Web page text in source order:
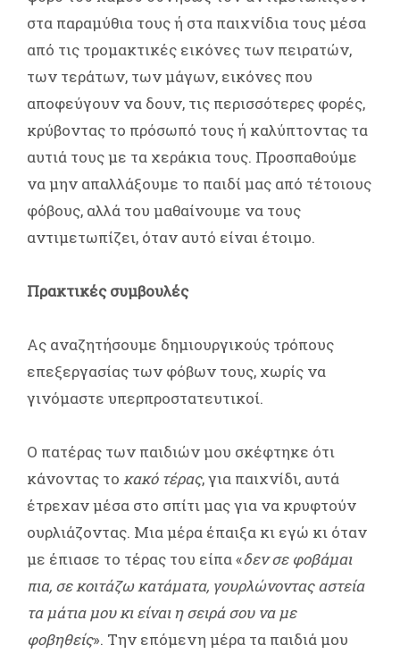
στα παραμύθια τους ή στα παιχνίδια τους μέσα
από τις τρομακτικές εικόνες των πειρατών,
των τεράτων, των μάγων, εικόνες που
αποφεύγουν να δουν, τις περισσότερες φορές,
κρύβοντας το πρόσωπό τους ή καλύπτοντας τα
αυτιά τους με τα χεράκια τους. Προσπαθούμε
να μην απαλλάξουμε το παιδί μας από τέτοιους
φόβους, αλλά του μαθαίνουμε να τους
αντιμετωπίζει, όταν αυτό είναι έτοιμο.
Πρακτικές συμβουλές
Ας αναζητήσουμε δημιουργικούς τρόπους
επεξεργασίας των φόβων τους, χωρίς να
γινόμαστε υπερπροστατευτικοί.
Ο πατέρας των παιδιών μου σκέφτηκε ότι
κάνοντας το κακό τέρας, για παιχνίδι, αυτά
έτρεχαν μέσα στο σπίτι μας για να κρυφτούν
ουρλιάζοντας. Μια μέρα έπαιξα κι εγώ κι όταν
με έπιασε το τέρας του είπα «δεν σε φοβάμαι
πια, σε κοιτάζω κατάματα, γουρλώνοντας αστεία
τα μάτια μου κι είναι η σειρά σου να με
φοβηθείς». Την επόμενη μέρα τα παιδιά μου